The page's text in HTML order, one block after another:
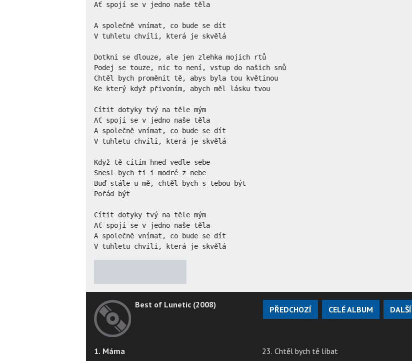
Ať spojí se v jedno naše těla
A společně vnímat, co bude se dít
V tuhletu chvíli, která je skvělá
Dotkni se dlouze, ale jen zlehka mojich rtů
Podej se touze, nic to není, vstup do našich snů
Chtěl bych proměnit tě, abys byla tou květinou
Ke který když přivoním, abych měl lásku tvou
Cítit dotyky tvý na těle mým
Ať spojí se v jedno naše těla
A společně vnímat, co bude se dít
V tuhletu chvíli, která je skvělá
Když tě cítím hned vedle sebe
Snesl bych ti i modré z nebe
Buď stále u mě, chtěl bych s tebou být
Pořád být
Cítit dotyky tvý na těle mým
Ať spojí se v jedno naše těla
A společně vnímat, co bude se dít
V tuhletu chvíli, která je skvělá
Best of Lunetic (2008) PŘEDCHOZÍ CELÉ ALBUM DALŠÍ
1. Máma
23. Chtěl bych tě líbat